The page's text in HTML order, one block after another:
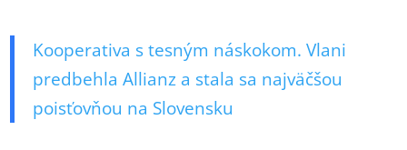
Kooperativa s tesným náskokom. Vlani
predbehla Allianz a stala sa najväčšou
poisťovňou na Slovensku